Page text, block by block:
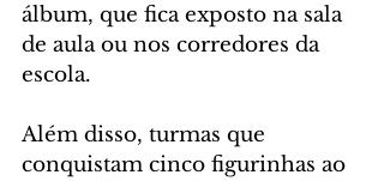
álbum, que fica exposto na sala
de aula ou nos corredores da
escola.
Além disso, turmas que
conquistam cinco figurinhas ao